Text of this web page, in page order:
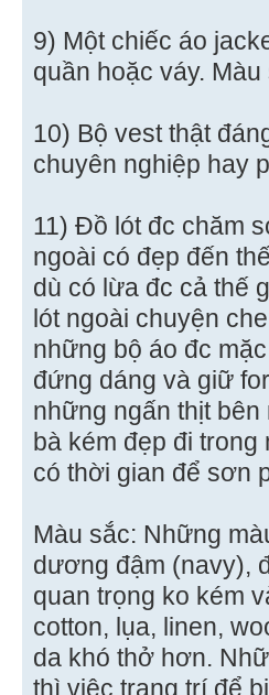
9) Một chiếc áo
quần hoặc váy.
10) Bộ vest thật
chuyên nghiệp hay
11) Đồ lót đc chăm
ngoài có đẹp đến
dù có lừa đc cả thế
lót ngoài chuyện
những bộ áo đc
đứng dáng và giữ
những ngấn thịt
bà kém đẹp đi trong
có thời gian để sơn
Màu sắc: Những
dương đậm (navy),
quan trọng ko kém
cotton, lụa, linen,
da khó thở hơn.
thì việc trang trí để